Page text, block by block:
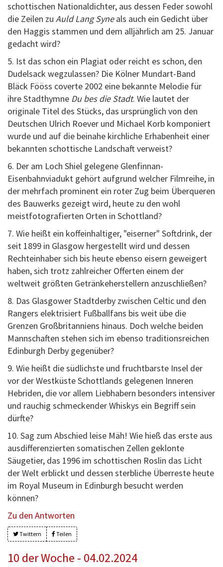
schottischen Nationaldichter, aus dessen Feder sowohl
die Zeilen zu Auld Lang Syneals auch ein Gedicht über
den Haggis stammen und dem alljährlich am 25. Januar
gedacht wird?
5. Ist das schon ein Plagiat oder reicht es schon, den
Dudelsack wegzulassen? Die Kölner Mundart-Band
Bläck Fööss coverte 2002 eine bekannte Melodie für
ihre Stadthymne Du bes die Stadt. Wie lautet der
originale Titel des Stücks, das ursprünglich von den
Deutschen Ulrich Roever und Michael Korb komponiert
wurde und auf die beinahe kirchliche Erhabenheit einer
bekannten schottische Landschaft verweist?
6. Der am Loch Shiel gelegene Glenfinnan-
Eisenbahnviadukt gehört aufgrund welcher Filmreihe, in
der mehrfach prominent ein roter Zug beim Überqueren
des Bauwerks gezeigt wird, heute zu den wohl
meistfotografierten Orten in Schottland?
7. Wie heißt ein koffeinhaltiger, "eiserner" Softdrink, der
seit 1899 in Glasgow hergestellt wird und dessen
Rechteinhaber sich bis heute ebenso eisern geweigert
haben, sich trotz zahlreicher Offerten einem der
weltweit größten Getränkeherstellern anzuschließen?
8. Das Glasgower Stadtderby zwischen Celtic und den
Rangers elektrisiert Fußballfans bis weit übe die
Grenzen Großbritanniens hinaus. Doch welche beiden
Mannschaften stehen sich im ebenso traditionsreichen
Edinburgh Derby gegenüber?
9. Wie heißt die südlichste und fruchtbarste Insel der
vor der Westküste Schottlands gelegenen Inneren
Hebriden, die vor allem Liebhabern besonders intensiver
und rauchig schmeckender Whiskys ein Begriff sein
dürfte?
10. Sag zum Abschied leise Mäh! Wie hieß das erste aus
ausdifferenzierten somatischen Zellen geklonte
Säugetier, das 1996 im schottischen Roslin das Licht
der Welt erblickt und dessen sterbliche Überreste heute
im Royal Museum in Edinburgh besucht werden
können?
Zu den Antworten
Twittern Teilen
10 der Woche - 04.02.2024